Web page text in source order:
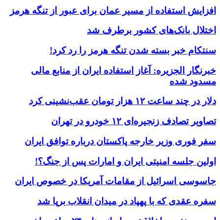
افزایش استفاده از مسیر عمان برای عبور از تنگه هرمز
اختلال بانک‌های کشور برطرف شد
سنتکام خبر بسته شدن تنگه هرمز را رد کرد!
خبرنگار الجزیره: آغاز استفاده ایران از منابع مالی
مسدود شده
دلار در چند ساعت ۱۲ هزار تومان عقب‌نشینی کرد
تصاویر تصادف زنجیره‌ای ۱۲ خودرو در تهران
سفر فوری وزیر خارجه پاکستان درباره توافق ایران
اولین جلسه امنیتی ایران و امارات پس از جنگ؟!
جاسوسی اسرائیل از مقامات آمریکا در خصوص ایران
سفره عقدی که با پهپاد در میدان انقلاب برپا شد